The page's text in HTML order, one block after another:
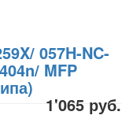
057H-NC-
MFP
1'065 руб.